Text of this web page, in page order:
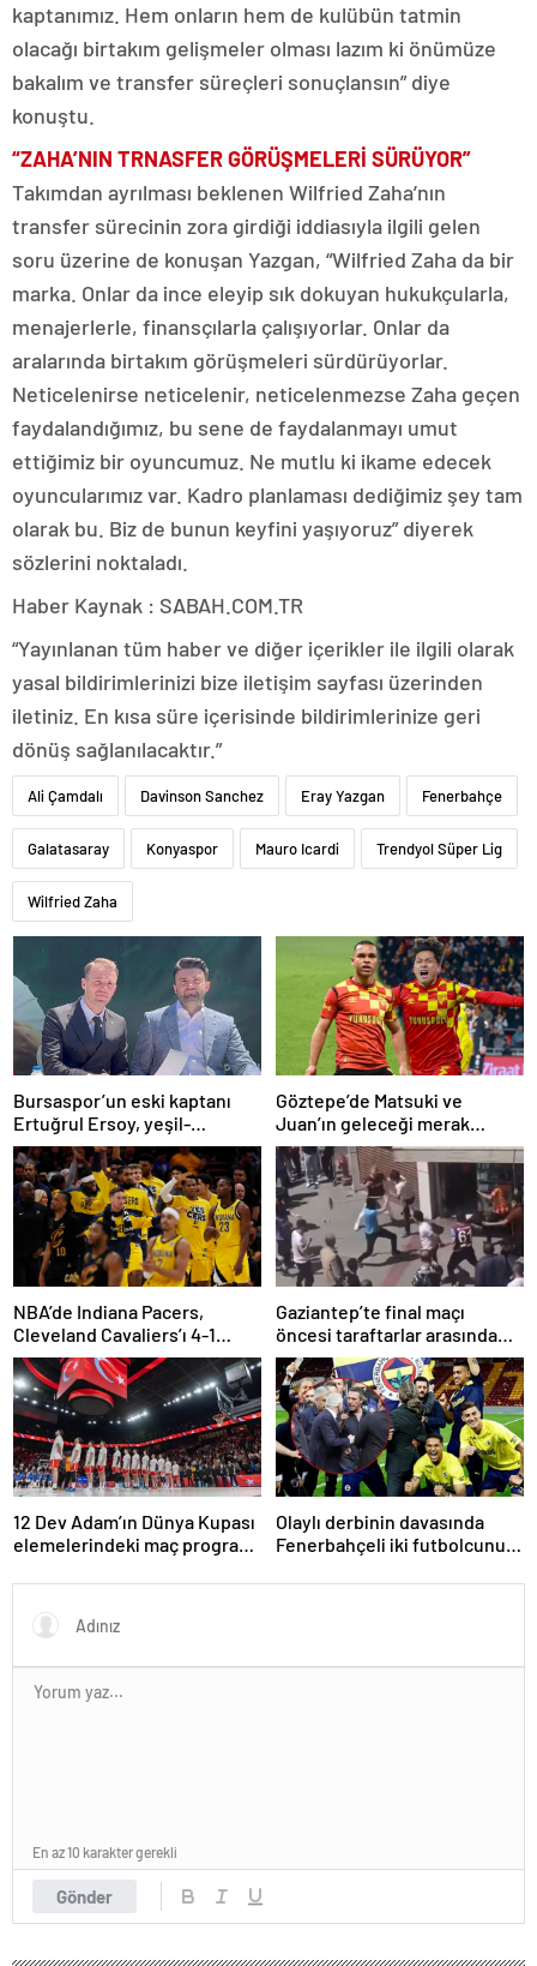
kaptanımız. Hem onların hem de kulübün tatmin
olacağı birtakım gelişmeler olması lazım ki önümüze
bakalım ve transfer süreçleri sonuçlansın” diye
konuştu.
“ZAHA’NIN TRNASFER GÖRÜŞMELERİ SÜRÜYOR”
Takımdan ayrılması beklenen Wilfried Zaha’nın
transfer sürecinin zora girdiği iddiasıyla ilgili gelen
soru üzerine de konuşan Yazgan, “Wilfried Zaha da bir
marka. Onlar da ince eleyip sık dokuyan hukukçularla,
menajerlerle, finansçılarla çalışıyorlar. Onlar da
aralarında birtakım görüşmeleri sürdürüyorlar.
Neticelenirse neticelenir, neticelenmezse Zaha geçen
faydalandığımız, bu sene de faydalanmayı umut
ettiğimiz bir oyuncumuz. Ne mutlu ki ikame edecek
oyuncularımız var. Kadro planlaması dediğimiz şey tam
olarak bu. Biz de bunun keyfini yaşıyoruz” diyerek
sözlerini noktaladı.
Haber Kaynak : SABAH.COM.TR
“Yayınlanan tüm haber ve diğer içerikler ile ilgili olarak
yasal bildirimlerinizi bize iletişim sayfası üzerinden
iletiniz. En kısa süre içerisinde bildirimlerinize geri
dönüş sağlanılacaktır.”
Ali Çamdalı Davinson Sanchez Eray Yazgan Fenerbahçe
Galatasaray Konyaspor Mauro Icardi Trendyol Süper Lig
Wilfried Zaha
Bursaspor’un eski kaptanı
Ertuğrul Ersoy, yeşil-
beyazlılara geri döndü
Göztepe’de Matsuki ve
Juan’ın geleceği merak
konusu
NBA’de Indiana Pacers,
Cleveland Cavaliers’ı 4-1
yenerek konferans finaline
yükseldi
Gaziantep’te final maçı
öncesi taraftarlar arasında
tartışma çıktı
12 Dev Adam’ın Dünya Kupası
elemelerindeki maç programı
Olaylı derbinin davasında
Fenerbahçeli iki futbolcunun
Gönder
En az 10 karakter gerekli